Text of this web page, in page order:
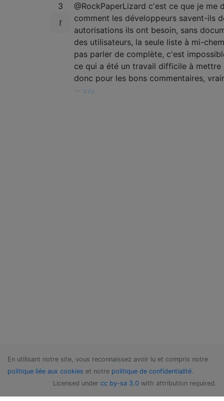
3
@RockPaperLizard c'est ce que je me
comment les développeurs savent-ils
autorisations ils ont besoin, sans
des utilisateurs, la seule liste à mi-
pas parler de complète, c'est
ce qui a été un travail difficile à mettre
donc pour les bons commentaires,
Izzy
En utilisant notre site, vous reconnaissez avoir lu et compris notre
politique liée aux cookies et notre politique de confidentialité.
Licensed under cc by-sa 3.0 with attribution required.